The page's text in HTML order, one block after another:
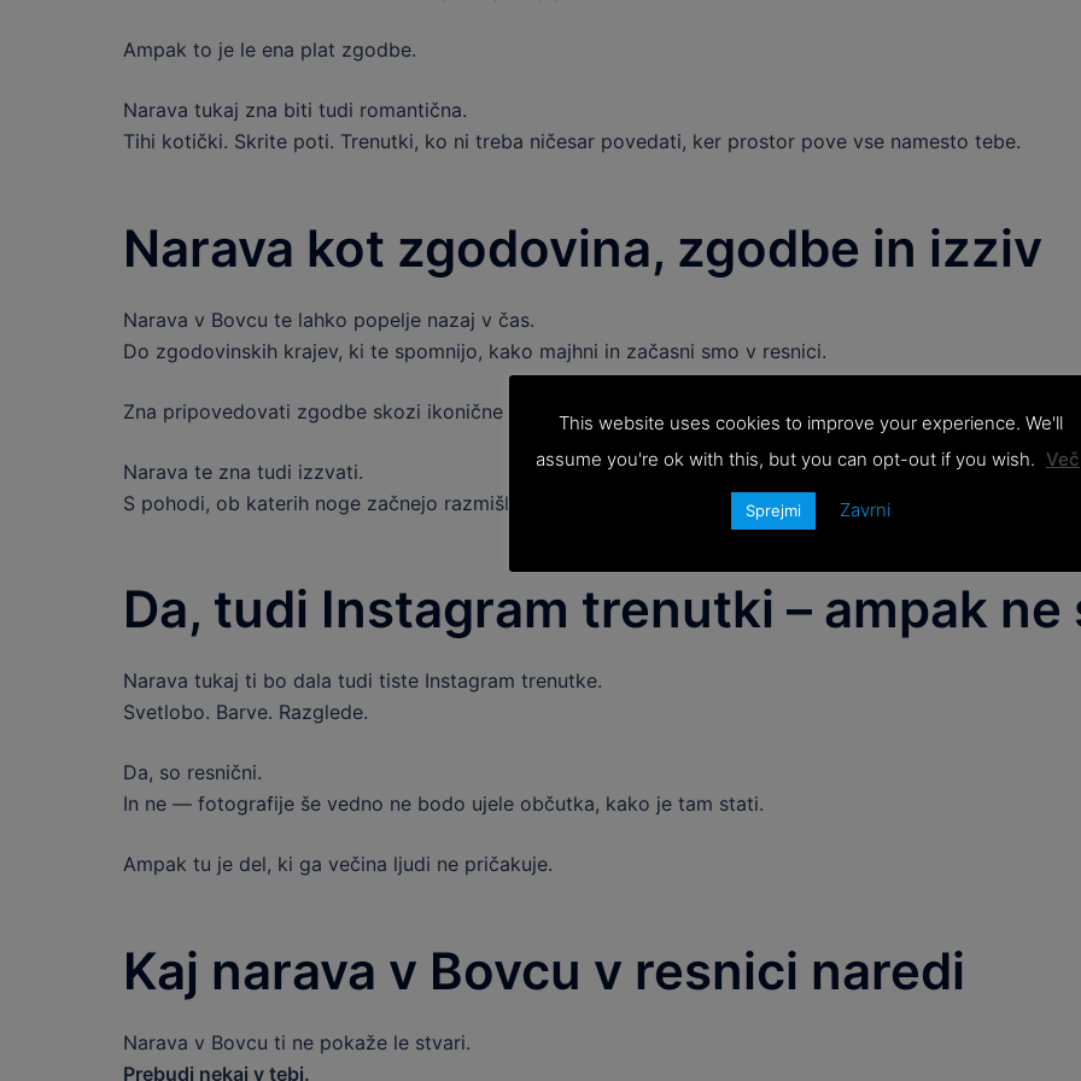
Ampak to je le ena plat zgodbe.
Narava tukaj zna biti tudi romantična.
Tihi kotički. Skrite poti. Trenutki, ko ni treba ničesar povedati, ker prostor pove vse namesto tebe.
Narava kot zgodovina, zgodbe in izziv
Narava v Bovcu te lahko popelje nazaj v čas.
Do zgodovinskih krajev, ki te spomnijo, kako majhni in začasni smo v resnici.
Zna pripovedovati zgodbe skozi ikonične točke, ki pomenijo veliko več kot le lepo fotografijo ali opis v
Narava te zna tudi izzvati.
S pohodi, ob katerih noge začnejo razmišljati o svojih življenjskih odločitvah, glava pa postane
Da, tudi Instagram trenutki – ampak ne
Narava tukaj ti bo dala tudi tiste Instagram trenutke.
Svetlobo. Barve. Razglede.
Da, so resnični.
In ne — fotografije še vedno ne bodo ujele občutka, kako je tam stati.
Ampak tu je del, ki ga večina ljudi ne pričakuje.
Kaj narava v Bovcu v resnici naredi
Narava v Bovcu ti ne pokaže le stvari.
Prebudi nekaj v tebi.
This website uses cookies to improve your experience. We'll
assume you're ok with this, but you can opt-out if you wish. Več
Sprejmi Zavrni